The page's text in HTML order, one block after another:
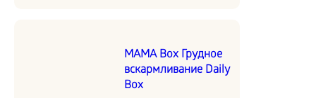
MAMA Box Грудное
вскармливание Daily
Box